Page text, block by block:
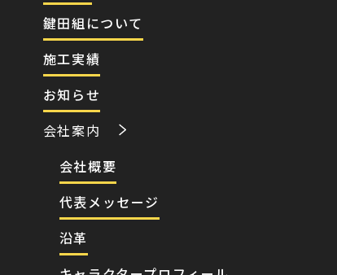
鍵田組について
施工実績
お知らせ
会社案内
会社概要
代表メッセージ
沿革